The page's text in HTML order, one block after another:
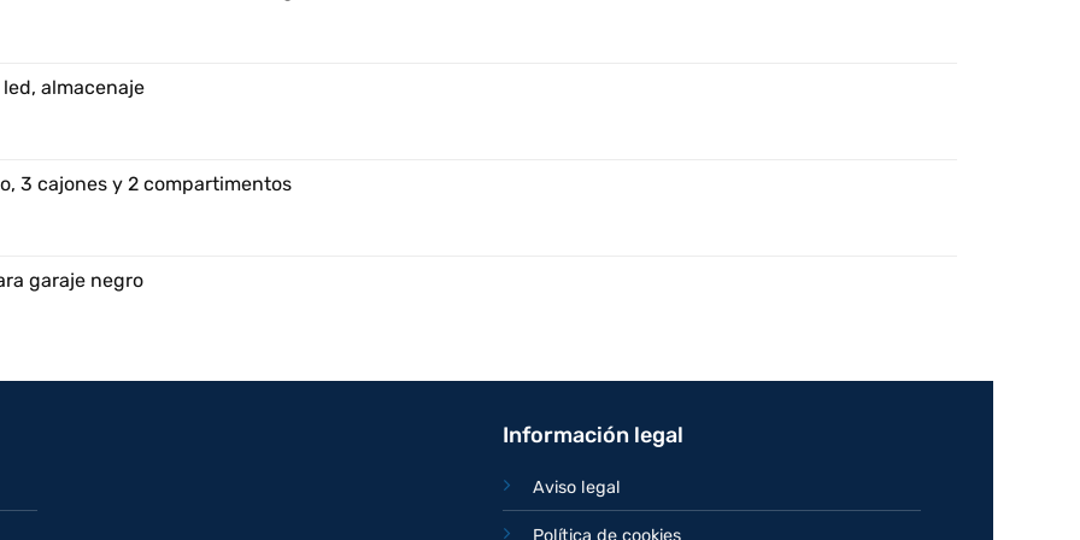
almacenaje
3 cajones y 2 compartimentos
garaje negro
Información legal
Aviso legal
Política de cookies